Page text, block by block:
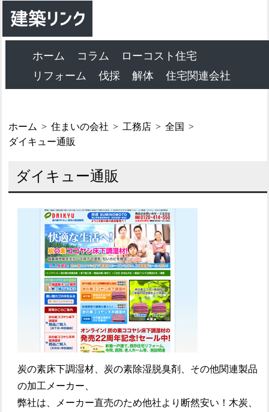
ホーム コラム
ローコスト住宅
リフォーム
伐採 解体 住宅関連会社
ホーム 住まいの会社 工務店
全国
ダイキュー通販
ダイキュー通販
炭の素床下調湿材、炭の素除湿脱臭剤、その他関連製品
の加工メーカー、
弊社は、メーカー直売のため他社より断然安い！木炭、